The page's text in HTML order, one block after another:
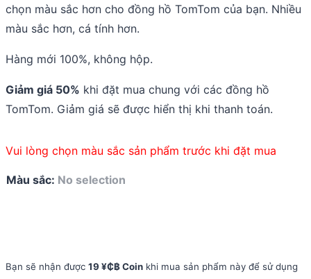
chọn màu sắc hơn cho đồng hồ TomTom của bạn. Nhiều
màu sắc hơn, cá tính hơn.
Hàng mới 100%, không hộp.
Giảm giá 50% khi đặt mua chung với các đồng hồ
TomTom. Giảm giá sẽ được hiển thị khi thanh toán.
Vui lòng chọn màu sắc sản phẩm trước khi đặt mua
Màu sắc: No selection
Bạn sẽ nhận được 19 ¥₵฿ Coin khi mua sản phẩm này để sử dụng